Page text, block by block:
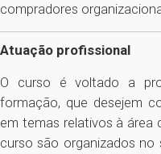
compradores
Atuação profissional
O curso é voltado a
formação, que desejem
em temas relativos à área
curso são organizados